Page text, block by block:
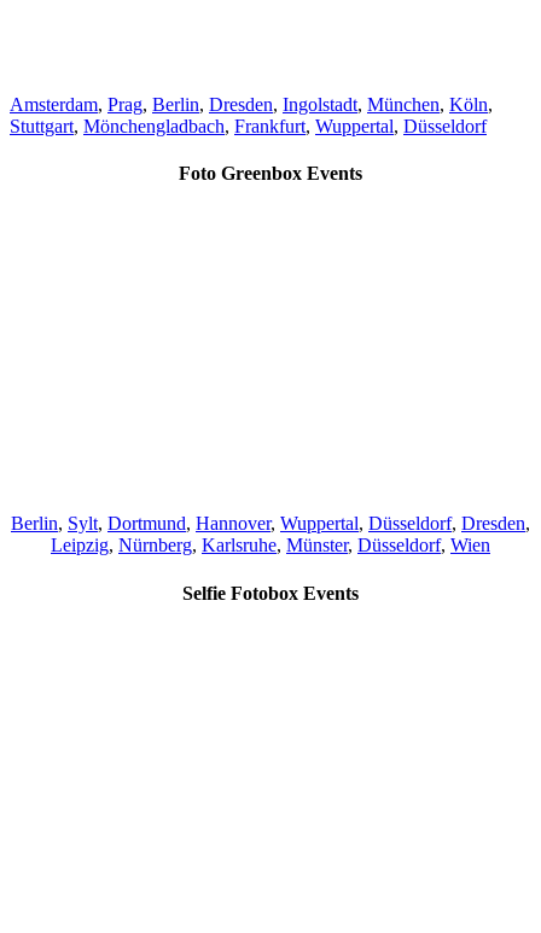
Amsterdam, Prag, Berlin, Dresden, Ingolstadt, München, Köln,
Stuttgart, Mönchengladbach, Frankfurt, Wuppertal, Düsseldorf
Foto Greenbox Events
Berlin, Sylt, Dortmund, Hannover, Wuppertal, Düsseldorf, Dresden,
Leipzig, Nürnberg, Karlsruhe, Münster, Düsseldorf, Wien
Selfie Fotobox Events